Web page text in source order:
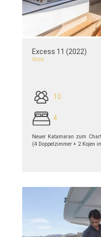
Excess 11 (2022)
Ibiza
10
4
Neuer Katamaran zum
(4 Doppelzimmer + 2 Kojen